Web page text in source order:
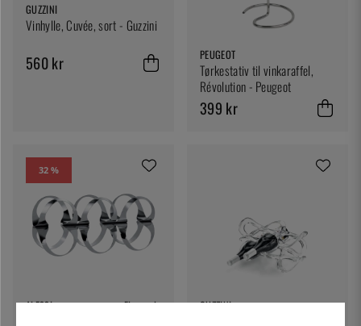
GUZZINI
Vinhylle, Cuvée, sort - Guzzini
560 kr PEUGEOT
Tørkestativ til vinkaraffel,
Révolution - Peugeot
399 kr
32 %
ALESSI Flere valg GUZZINI